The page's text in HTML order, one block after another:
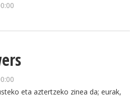
eta aztertzeko zinea da; eurak,